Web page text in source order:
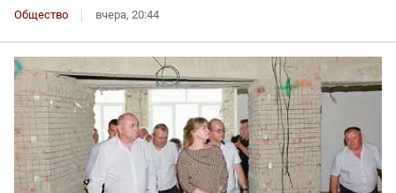
Общество вчера, 20:44